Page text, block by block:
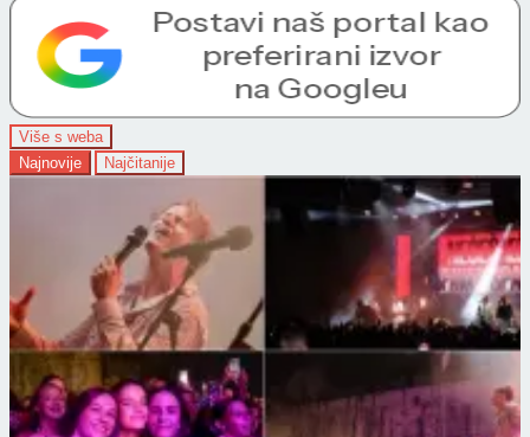
Više s weba
Najnovije
Najčitanije